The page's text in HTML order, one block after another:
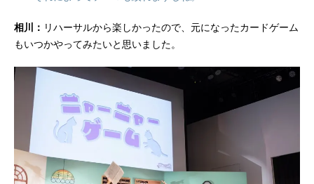
相川： リハーサルから楽しかったので、元になったカードゲーム
もいつかやってみたいと思いました。